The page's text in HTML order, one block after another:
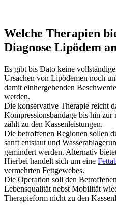
Welche Therapien
Diagnose Lipödem
Es gibt bis Dato keine
Ursachen von Lipödemen noch
damit einhergehenden
werden.
Die konservative Therapie reicht
Kompressionsbandage bis hin
zählt zu den Kassenleistungen.
Die betroffenen Regionen sollen
sanft entstaut und
gemindert werden. Alternativ
Hierbei handelt sich um eine
vermehrten Fettgewebes.
Die Operation soll den
Lebensqualität nebst Mobilität
Therapieform nicht zu den